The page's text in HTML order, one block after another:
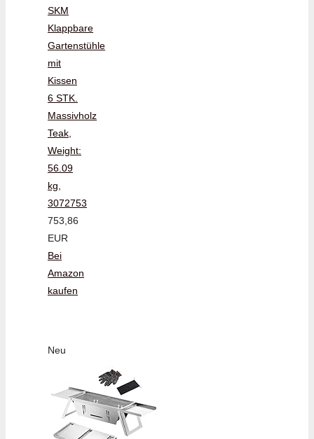
SKM
Klappbare
Gartenstühle
mit
Kissen
6 STK.
Massivholz
Teak,
Weight:
56.09
kg,
3072753
753,86
EUR
Bei
Amazon
kaufen
Neu